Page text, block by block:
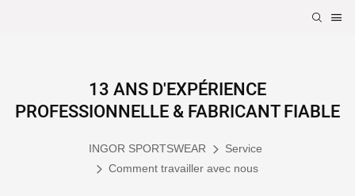
13 ANS D'EXPÉRIENCE
PROFESSIONNELLE & FABRICANT FIABLE
INGOR SPORTSWEAR
Service
Comment travailler avec nous